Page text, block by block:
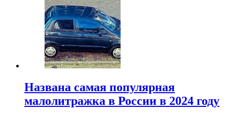
Названа самая популярная
малолитражка в России в 2024 году